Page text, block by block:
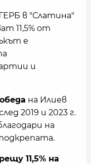
в "Слатина"
11,5% от
е
и
на Илиев
2019 и 2023 г.
на
11,5% на